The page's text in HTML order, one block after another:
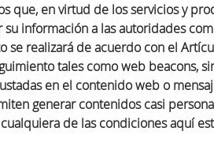
que, en virtud de los servicios y
información a las autoridades
realizará de acuerdo con el
tales como web beacons,
en el contenido web o
generar contenidos casi
de las condiciones aquí